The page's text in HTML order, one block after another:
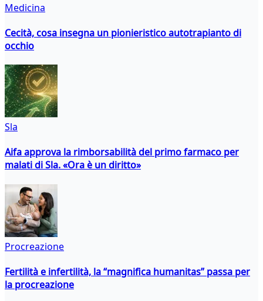
Medicina
Cecità, cosa insegna un pionieristico autotrapianto di
occhio
Sla
Aifa approva la rimborsabilità del primo farmaco per
malati di Sla. «Ora è un diritto»
Procreazione
Fertilità e infertilità, la “magnifica humanitas” passa per
la procreazione